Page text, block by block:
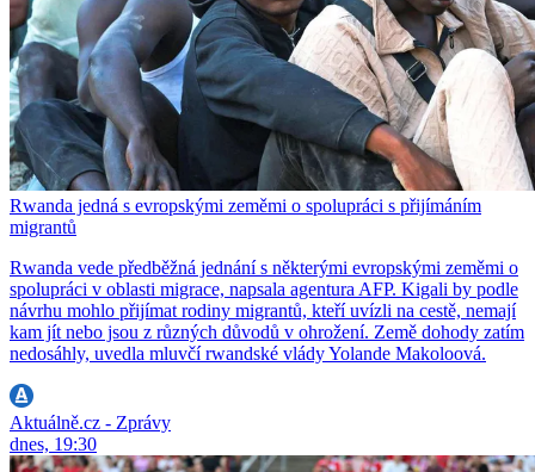
Rwanda jedná s evropskými zeměmi o spolupráci s přijímáním
migrantů
Rwanda vede předběžná jednání s některými evropskými zeměmi o
spolupráci v oblasti migrace, napsala agentura AFP. Kigali by podle
návrhu mohlo přijímat rodiny migrantů, kteří uvízli na cestě, nemají
kam jít nebo jsou z různých důvodů v ohrožení. Země dohody zatím
nedosáhly, uvedla mluvčí rwandské vlády Yolande Makoloová.
Aktuálně.cz - Zprávy
dnes, 19:30